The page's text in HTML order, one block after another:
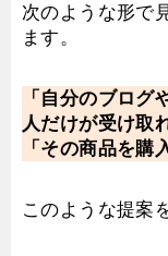
次のような形で
ます。
「自分のブログ
人だけが受け取
「その商品を購
このような提案